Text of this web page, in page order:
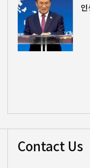
Contact Us